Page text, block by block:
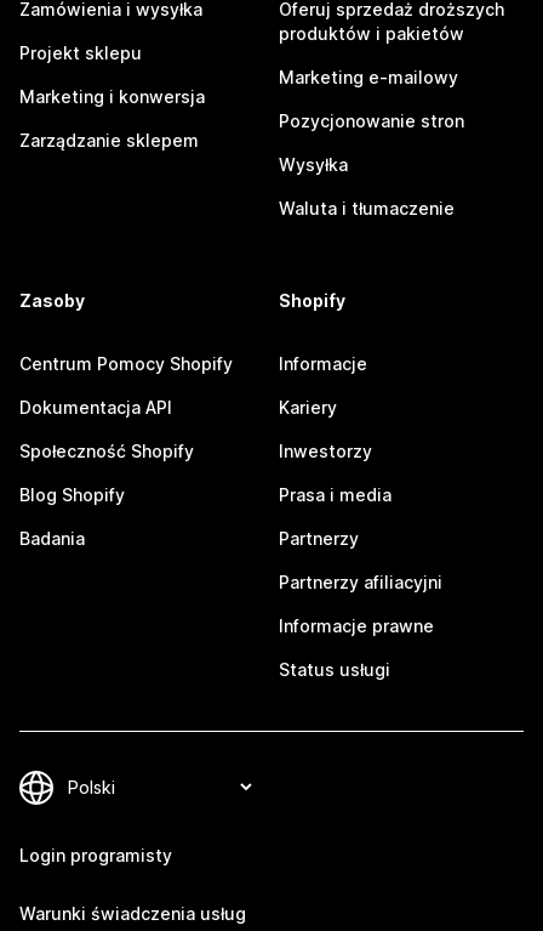
Zamówienia i wysyłka
Projekt sklepu
Marketing i konwersja
Zarządzanie sklepem
Oferuj sprzedaż droższych
produktów i pakietów
Marketing e-mailowy
Pozycjonowanie stron
Wysyłka
Waluta i tłumaczenie
Zasoby
Centrum Pomocy Shopify
Dokumentacja API
Społeczność Shopify
Blog Shopify
Badania
Shopify
Informacje
Kariery
Inwestorzy
Prasa i media
Partnerzy
Partnerzy afiliacyjni
Informacje prawne
Status usługi
Login programisty
Warunki świadczenia usług